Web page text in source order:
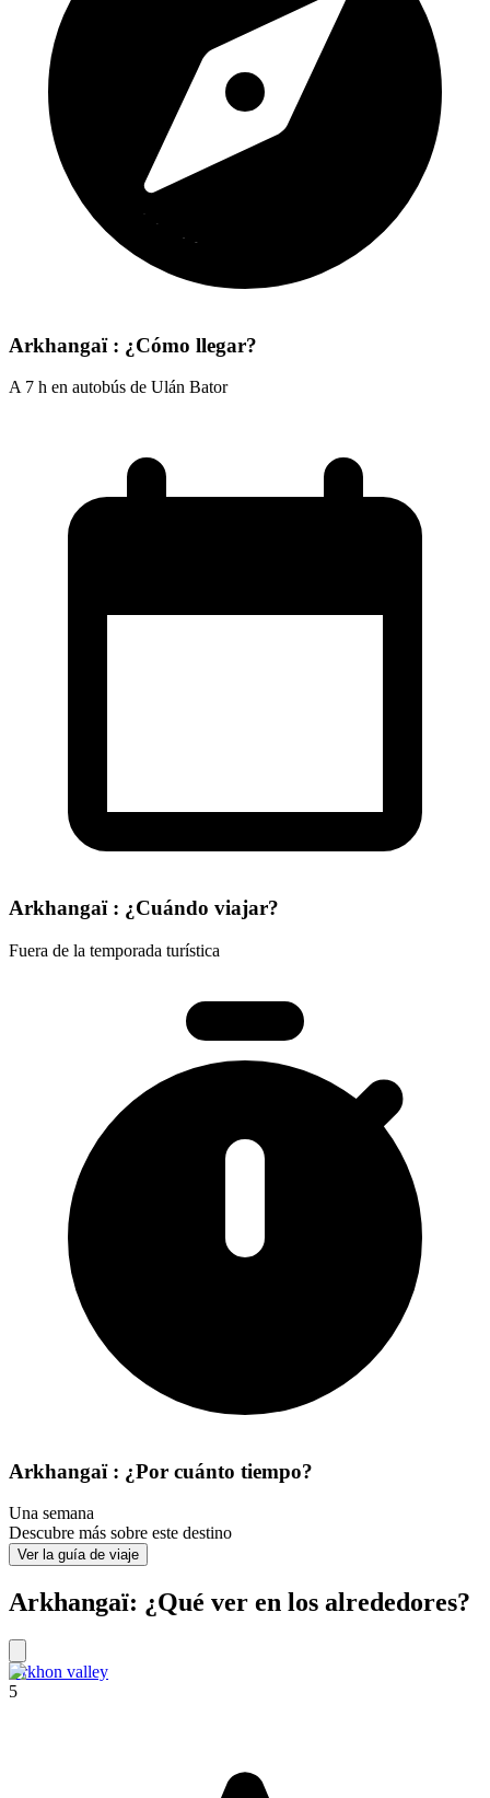
Arkhangaï : ¿Cómo llegar?
A 7 h en autobús de Ulán Bator
Arkhangaï : ¿Cuándo viajar?
Fuera de la temporada turística
Arkhangaï : ¿Por cuánto tiempo?
Una semana
Descubre más sobre este destino
Ver la guía de viaje
Arkhangaï: ¿Qué ver en los alrededores?
Orkhon valley
5